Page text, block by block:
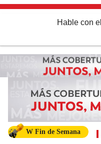
Hable con el
W Fin de Semana